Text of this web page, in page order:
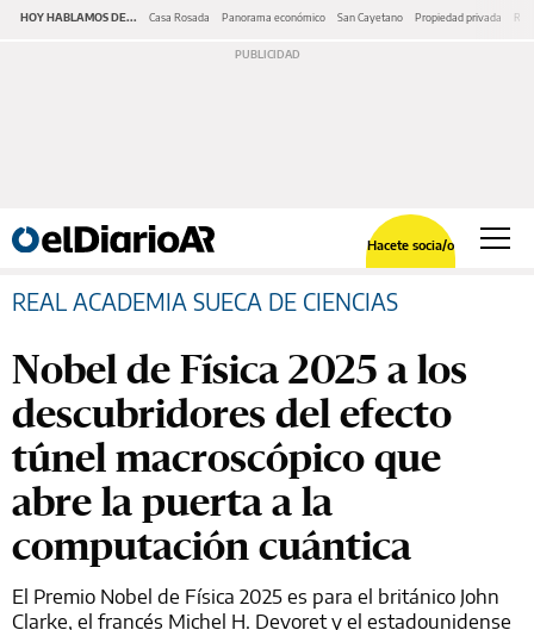
HOY HABLAMOS DE... Casa Rosada Panorama económico San Cayetano Propiedad privada
Hacete socia/o
REAL ACADEMIA SUECA DE CIENCIAS
Nobel de Física 2025 a los
descubridores del efecto
túnel macroscópico que
abre la puerta a la
computación cuántica
El Premio Nobel de Física 2025 es para el británico John
Clarke, el francés Michel H. Devoret y el estadounidense